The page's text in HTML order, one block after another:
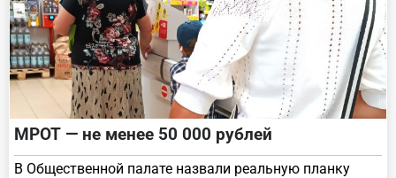
МРОТ — не менее 50 000 рублей
В Общественной палате назвали реальную планку